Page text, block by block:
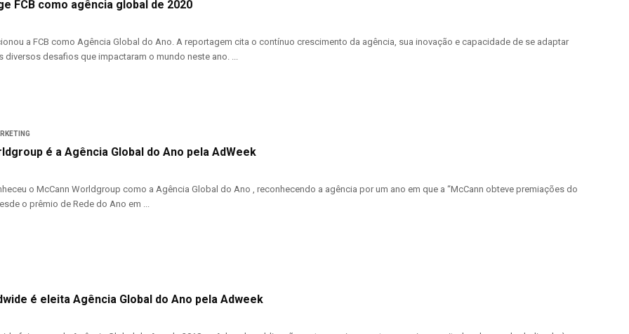
FCB como agência global de 2020
a FCB como Agência Global do Ano. A reportagem cita o contínuo crescimento da agência, sua inovação e capacidade de se adaptar
diversos desafios que impactaram o mundo neste ano. ...
é a Agência Global do Ano pela AdWeek
o McCann Worldgroup como a Agência Global do Ano , reconhecendo a agência por um ano em que a “McCann obteve premiações do
o prêmio de Rede do Ano em ...
é eleita Agência Global do Ano pela Adweek